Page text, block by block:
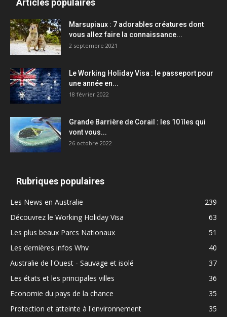
Marsupiaux : 7 adorables créatures dont
vous allez faire la connaissance...
2 septembre 2021
Le Working Holiday Visa : le passeport pour
une année en...
18 février 2022
Grande Barrière de Corail : les 10 îles qui
vont vous...
26 octobre 2022
Rubriques populaires
Les News en Australie
239
Découvrez le Working Holiday Visa
63
Les plus beaux Parcs Nationaux
51
Les dernières infos Whv
40
Australie de l'Ouest - Sauvage et isolé
37
Les états et les principales villes
36
Economie du pays de la chance
35
Protection et atteinte à l'environnement
35